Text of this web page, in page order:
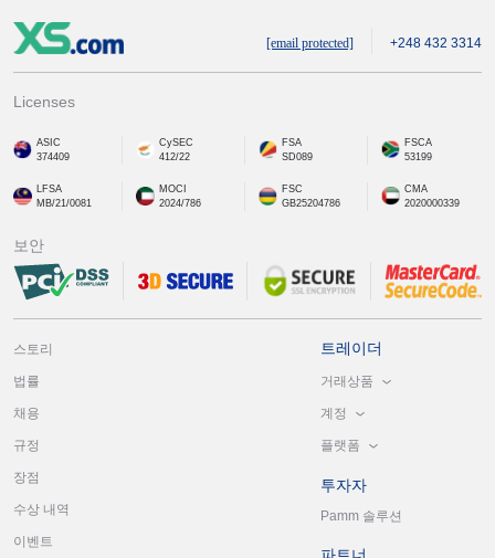
[email protected] +248 432 3314
Licenses
ASIC
374409
CySEC
412/22
FSA
SD089
FSCA
53199
LFSA
MB/21/0081
MOCI
2024/786
FSC
GB25204786
CMA
2020000339
보안
스토리
법률
채용
규정
장점
수상 내역
이벤트
트레이더
거래상품
계정
플랫폼
투자자
Pamm 솔루션